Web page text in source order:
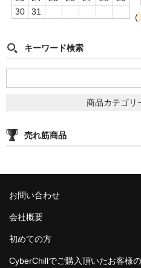
ZEUS
Tinymight
Dynavapパーツ
IH
グラインダー
30
31
(
キーワード検索
商品カテゴリ
売れ筋商品
お問い合わせ
会社概要
初めての方
CyberChillでご購入頂いたお客様